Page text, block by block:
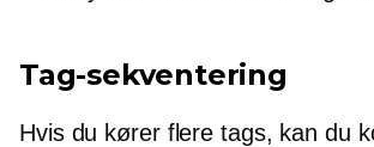
Tag-sekventering
Hvis du kører flere tags, kan du